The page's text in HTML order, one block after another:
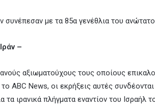
συνέπεσαν με τα 85α γενέθλια του
–
αξιωματούχους τους οποίους
ABC News, οι εκρήξεις αυτές συνδέονται
τα ιρανικά πλήγματα εναντίον του